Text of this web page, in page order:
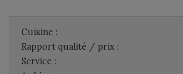
Cuisine :
Rapport qualité / prix :
Service :